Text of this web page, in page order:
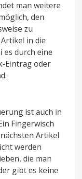
man weitere
den
zu
in die
es durch eine
Eintrag oder
ist auch in
Fingerwisch
Artikel
werden
die man
gibt es keine